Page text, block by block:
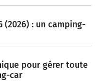
(2026) : un camping-
pour gérer toute
car